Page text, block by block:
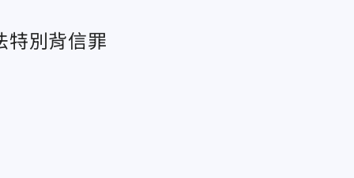
別背信罪